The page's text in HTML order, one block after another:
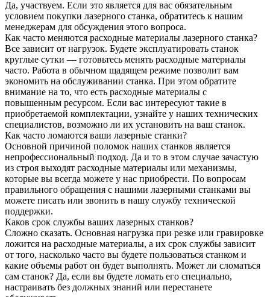
Да, участвуем. Если это является для вас обязательным
условием покупки лазерного станка, обратитесь к нашим
менеджерам для обсуждения этого вопроса.
Как часто меняются расходные материалы лазерного станка?
Все зависит от нагрузок. Будете эксплуатировать станок
круглые сутки — готовьтесь менять расходные материалы
часто. Работа в обычном щадящем режиме позволит вам
экономить на обслуживании станка. При этом обратите
внимание на то, что есть расходные материалы с
повышенным ресурсом. Если вас интересуют такие в
приобретаемой комплектации, узнайте у наших технических
специалистов, возможно ли их установить на ваш станок.
Как часто ломаются ваши лазерные станки?
Основной причиной поломок наших станков является
непрофессиональный подход. Да и то в этом случае зачастую
из строя выходят расходные материалы или механизмы,
которые вы всегда можете у нас приобрести. По вопросам
правильного обращения с нашими лазерными станками вы
можете писать или звонить в нашу службу технической
поддержки.
Каков срок службы ваших лазерных станков?
Сложно сказать. Основная нагрузка при резке или гравировке
ложится на расходные материалы, а их срок службы зависит
от того, насколько часто вы будете пользоваться станком и
какие объемы работ он будет выполнять. Может ли сломаться
сам станок? Да, если вы будете ломать его специально,
настраивать без должных знаний или перестанете